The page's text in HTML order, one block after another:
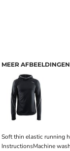
MEER AFBEELDINGEN
Soft thin elastic running
InstructionsMachine